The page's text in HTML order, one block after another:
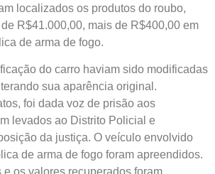
localizados os produtos do roubo,
R$41.000,00, mais de R$400,00 em
de arma de fogo.
do carro haviam sido modificadas
sua aparência original.
foi dada voz de prisão aos
levados ao Distrito Policial e
da justiça. O veículo envolvido
de arma de fogo foram apreendidos.